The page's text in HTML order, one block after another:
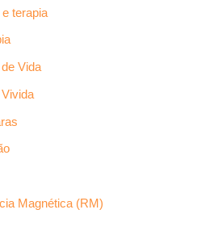
terapia
Vida
Magnética (RM)